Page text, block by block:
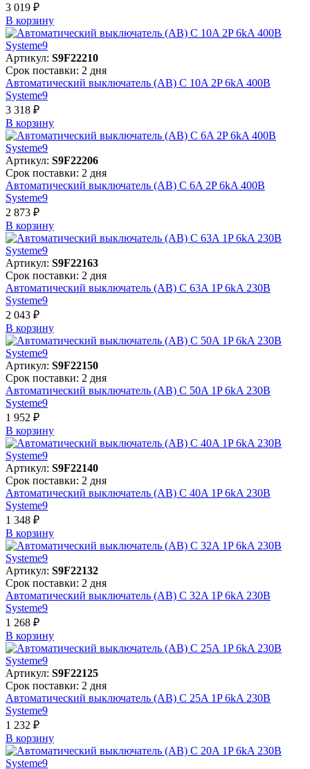
3 019 ₽
В корзинy
Артикул: S9F22210
Срок поставки: 2 дня
Автоматический выключатель (АВ) C 10A 2P 6kA 400В
Systeme9
3 318 ₽
В корзинy
Артикул: S9F22206
Срок поставки: 2 дня
Автоматический выключатель (АВ) C 6A 2P 6kA 400В
Systeme9
2 873 ₽
В корзинy
Артикул: S9F22163
Срок поставки: 2 дня
Автоматический выключатель (АВ) C 63A 1P 6kA 230В
Systeme9
2 043 ₽
В корзинy
Артикул: S9F22150
Срок поставки: 2 дня
Автоматический выключатель (АВ) C 50A 1P 6kA 230В
Systeme9
1 952 ₽
В корзинy
Артикул: S9F22140
Срок поставки: 2 дня
Автоматический выключатель (АВ) C 40A 1P 6kA 230В
Systeme9
1 348 ₽
В корзинy
Артикул: S9F22132
Срок поставки: 2 дня
Автоматический выключатель (АВ) C 32A 1P 6kA 230В
Systeme9
1 268 ₽
В корзинy
Артикул: S9F22125
Срок поставки: 2 дня
Автоматический выключатель (АВ) C 25A 1P 6kA 230В
Systeme9
1 232 ₽
В корзинy